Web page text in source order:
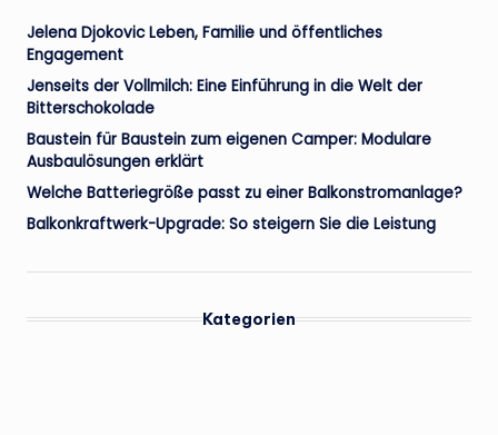
Jelena Djokovic Leben, Familie und öffentliches
Engagement
Jenseits der Vollmilch: Eine Einführung in die Welt der
Bitterschokolade
Baustein für Baustein zum eigenen Camper: Modulare
Ausbaulösungen erklärt
Welche Batteriegröße passt zu einer Balkonstromanlage?
Balkonkraftwerk-Upgrade: So steigern Sie die Leistung
Kategorien